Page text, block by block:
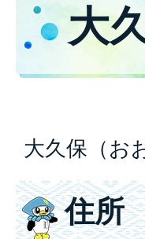
大
大久保（お
住所